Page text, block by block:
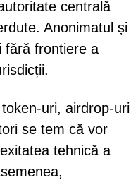
centrală
Anonimatul și
fără frontiere a
uri, airdrop-uri
se tem că vor
tehnică a